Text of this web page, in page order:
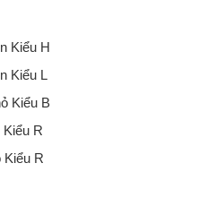
Kiểu H
Kiểu L
Kiểu B
R
Kiểu R